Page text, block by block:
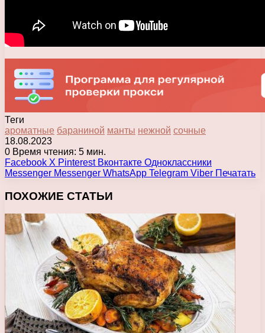
Теги
ароматные бараниной манты нежной сочные
18.08.2023
0 Время чтения: 5 мин.
Facebook X Pinterest Вконтакте Одноклассники
Messenger Messenger WhatsApp Telegram Viber Печатать
ПОХОЖИЕ СТАТЬИ